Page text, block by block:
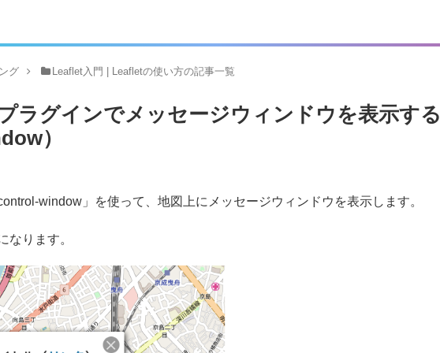
グ Leaflet入門 | Leafletの使い方の記事一覧
ラグインでメッセージウィンドウを表示する
）
window」を使って、地図上にメッセージウィンドウを表示します。
なります。